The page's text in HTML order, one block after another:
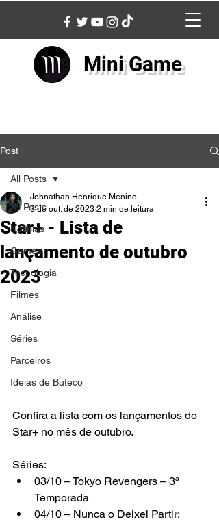
Mini Game
Post
All Posts
Notícias
Games
Tecnologia
Filmes
Análise
Séries
Parceiros
Ideias de Buteco
All Posts
Star+ - Lista de
lançamento de outubro
2023
Johnathan Henrique Menino
3 de out. de 2023 2 min de leitura
Confira a lista com os lançamentos do
Star+ no mês de outubro.
Séries:
03/10 – Tokyo Revengers – 3ª
Temporada
04/10 – Nunca o Deixei Partir: